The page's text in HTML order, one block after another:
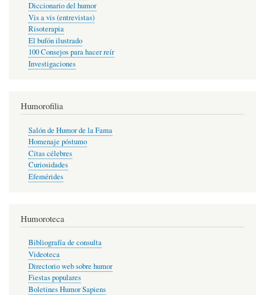
Diccionario del humor
Vis a vis (entrevistas)
Risoterapia
El bufón ilustrado
100 Consejos para hacer reír
Investigaciones
Humorofilia
Salón de Humor de la Fama
Homenaje póstumo
Citas célebres
Curiosidades
Efemérides
Humoroteca
Bibliografía de consulta
Videoteca
Directorio web sobre humor
Fiestas populares
Boletines Humor Sapiens